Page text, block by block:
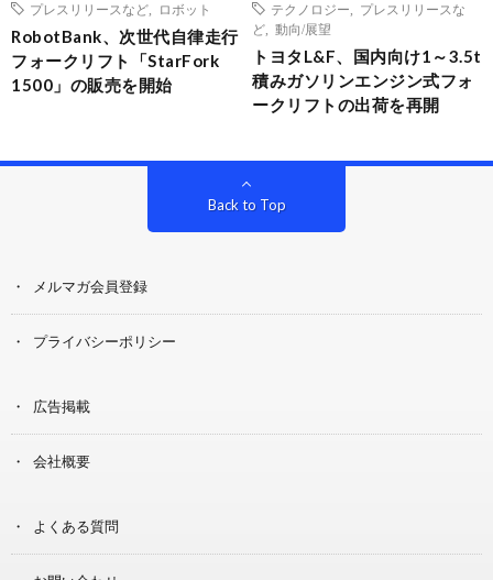
プレスリリースなど
ロボット
RobotBank、次世代自律走行
フォークリフト「StarFork
1500」の販売を開始
テクノロジー
プレスリリースな
ど
動向/展望
トヨタL&F、国内向け1～3.5t
積みガソリンエンジン式フォ
ークリフトの出荷を再開
Back to Top
メルマガ会員登録
プライバシーポリシー
広告掲載
会社概要
よくある質問